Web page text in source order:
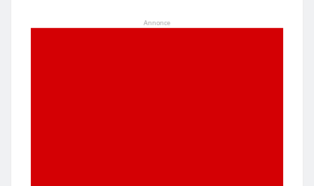
Annonce